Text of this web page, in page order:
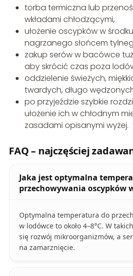
torba termiczna lub
wkładami chłodzącymi,
ułożenie oscypków w
nagrzanego słońcem
zakup serów w bacówce
aby skrócić czas poza
oddzielenie świeżych,
twardych, długo
po przyjeździe szybkie
ułożenie ich w chłodnym
zasadami opisanymi wyżej.
FAQ – najczęściej
Jaka jest optymalna
przechowywania oscypków
Optymalna temperatura do
w lodówce to około 4–8°C. W
się rozwój mikroorganizmów, a
na zamarznięcie.